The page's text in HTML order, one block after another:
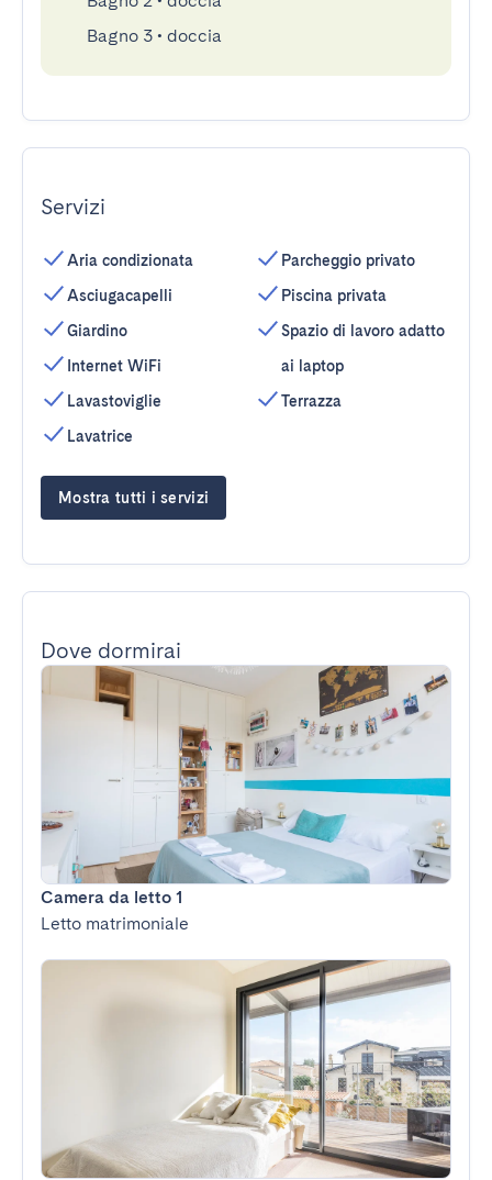
Bagno 3 • doccia
Servizi
Aria condizionata
Asciugacapelli
Giardino
Internet WiFi
Lavastoviglie
Lavatrice
Parcheggio privato
Piscina privata
Spazio di lavoro adatto
ai laptop
Terrazza
Mostra tutti i servizi
Dove dormirai
Camera da letto 1
Letto matrimoniale